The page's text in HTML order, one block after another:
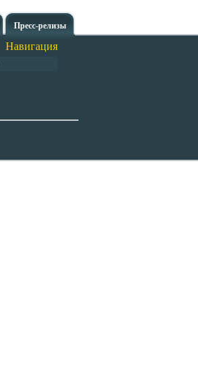
Пресс-релизы
Навигация